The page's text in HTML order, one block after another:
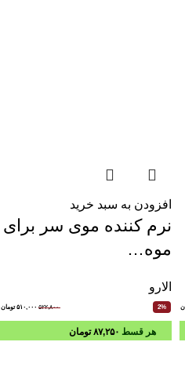
افزودن به سبد خرید
نرم کننده موی سر برای
موه…
الارو
2% ۵۲۲,۸۰۰ ۵۱۰,۰۰۰ تومان
هر قسط ۸۷,۲۵۰ تومان